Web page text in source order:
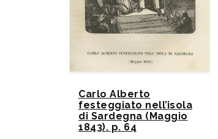
Carlo Alberto
festeggiato nell’isola
di Sardegna (Maggio
1843). p. 64